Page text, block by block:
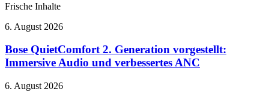
Frische Inhalte
Bose
2.
Generation
vorgestellt:
Audio
6. August 2026
Bose QuietComfort 2. Generation vorgestellt:
Immersive Audio und verbessertes ANC
Erster
6. August 2026